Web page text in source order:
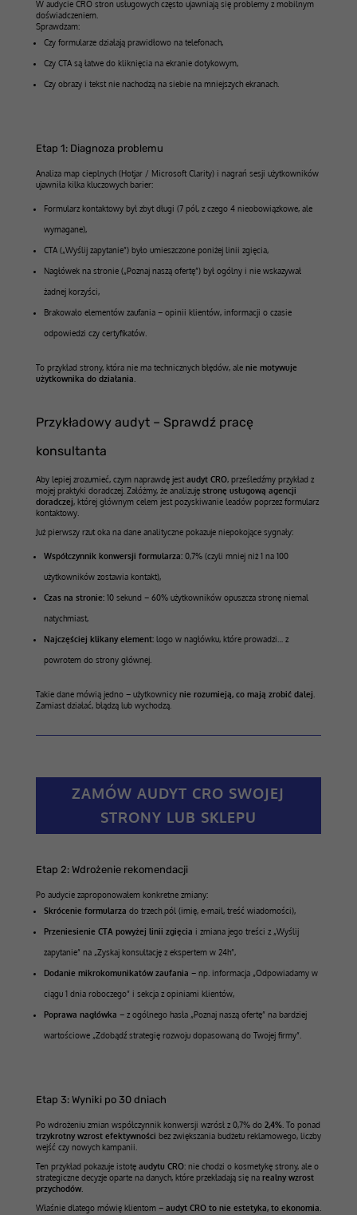
W audycie CRO stron usługowych często ujawniają się problemy z mobilnym
doświadczeniem.
Sprawdzam:
Czy formularze działają prawidłowo na telefonach,
Czy CTA są łatwe do kliknięcia na ekranie dotykowym,
Czy obrazy i tekst nie nachodzą na siebie na mniejszych ekranach.
Etap 1: Diagnoza problemu
Analiza map cieplnych (Hotjar / Microsoft Clarity) i nagrań sesji użytkowników
ujawniła kilka kluczowych barier:
Formularz kontaktowy był zbyt długi (7 pól, z czego 4 nieobowiązkowe, ale
wymagane),
CTA („Wyślij zapytanie”) było umieszczone poniżej linii zgięcia,
Nagłówek na stronie („Poznaj naszą ofertę”) był ogólny i nie wskazywał
żadnej korzyści,
Brakowało elementów zaufania – opinii klientów, informacji o czasie
odpowiedzi czy certyfikatów.
To przykład strony, która nie ma technicznych błędów, ale nie motywuje
użytkownika do działania
Przykładowy audyt – Sprawdź pracę
konsultanta
Aby lepiej zrozumieć, czym naprawdę jestaudyt CRO, prześledźmy przykład z
mojej praktyki doradczej. Załóżmy, że analizuję stronę usługową agencji
doradczej, której głównym celem jest pozyskiwanie leadów poprzez formularz
kontaktowy.
Już pierwszy rzut oka na dane analityczne pokazuje niepokojące sygnały:
Współczynnik konwersji formularza:0,7% (czyli mniej niż 1 na 100
użytkowników zostawia kontakt),
Czas na stronie:10 sekund – 60% użytkowników opuszcza stronę niemal
natychmiast,
Najczęściej klikany element:logo w nagłówku, które prowadzi… z
powrotem do strony głównej.
Takie dane mówią jedno – użytkownicy nie rozumieją, co mają zrobić dalej
Zamiast działać, błądzą lub wychodzą.
ZAMÓW AUDYT CRO SWOJEJ
STRONY LUB SKLEPU
Etap 2: Wdrożenie rekomendacji
Po audycie zaproponowałem konkretne zmiany:
Skrócenie formularza do trzech pól (imię, e-mail, treść wiadomości),
Przeniesienie CTA powyżej linii zgięcia i zmiana jego treści z „Wyślij
zapytanie” na „Zyskaj konsultację z ekspertem w 24h”,
Dodanie mikrokomunikatów zaufania – np. informacja „Odpowiadamy w
ciągu 1 dnia roboczego” i sekcja z opiniami klientów,
Poprawa nagłówka – z ogólnego hasła „Poznaj naszą ofertę” na bardziej
wartościowe „Zdobądź strategię rozwoju dopasowaną do Twojej firmy”.
Etap 3: Wyniki po 30 dniach
Po wdrożeniu zmian współczynnik konwersji wzrósł z 0,7% do 2,4%. To ponad
trzykrotny wzrost efektywności bez zwiększania budżetu reklamowego, liczby
wejść czy nowych kampanii.
Ten przykład pokazuje istotę audytu CRO: nie chodzi o kosmetykę strony, ale o
strategiczne decyzje oparte na danych, które przekładają się na realny wzrost
przychodów.
Właśnie dlatego mówię klientom – audyt CRO to nie estetyka, to ekonomia.